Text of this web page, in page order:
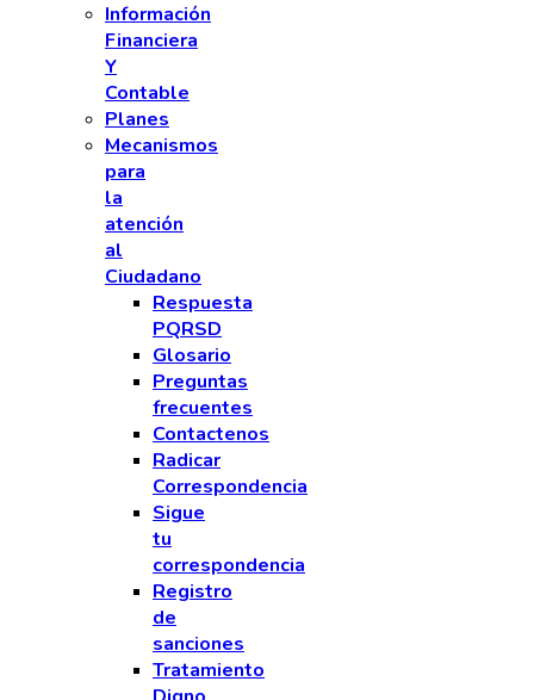
Información
Financiera
Y
Contable
Planes
Mecanismos
para
la
atención
al
Ciudadano
Respuesta
PQRSD
Glosario
Preguntas
frecuentes
Contactenos
Radicar
Correspondencia
Sigue
tu
correspondencia
Registro
de
sanciones
Tratamiento